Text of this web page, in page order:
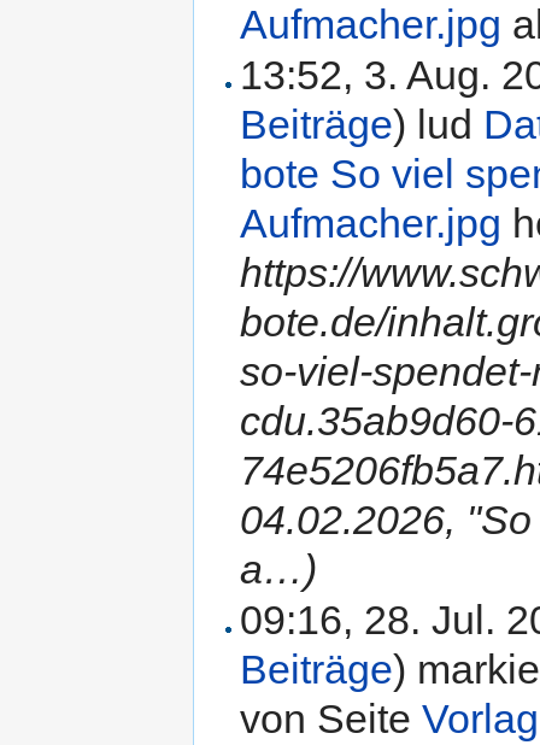
Aufmacher.jpg
13:52, 3. Aug.
Beiträge) lud
bote So viel
Aufmacher.jpg
https://
bote.de/
so-viel-
cdu.35ab9d60-
04.02.2026,
a…)
09:16, 28. Jul.
Beiträge)
von Seite